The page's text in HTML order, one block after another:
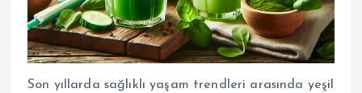
Son yıllarda sağlıklı yaşam trendleri arasında yeşil